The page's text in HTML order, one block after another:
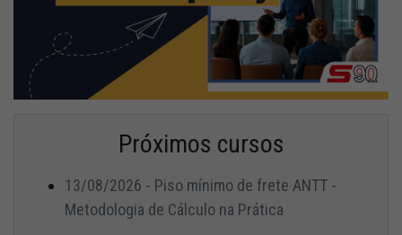
Próximos cursos
13/08/2026 - Piso mínimo de frete ANTT -
Metodologia de Cálculo na Prática